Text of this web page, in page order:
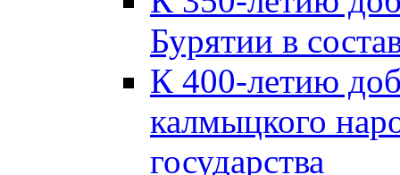
Бурятии в
К 400-летию
калмыцкого
государства